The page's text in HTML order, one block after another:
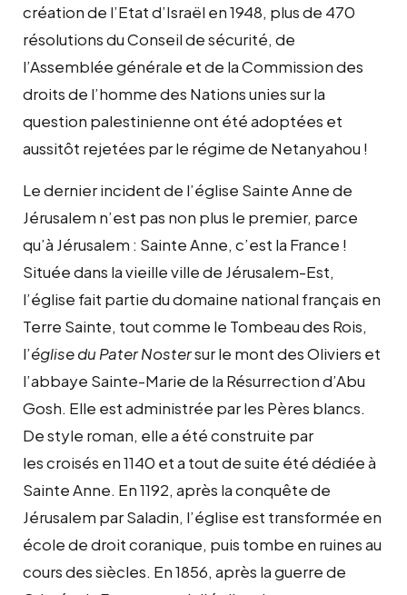
création de l’Etat d’Israël en 1948, plus de 470
résolutions du Conseil de sécurité, de
l’Assemblée générale et de la Commission des
droits de l’homme des Nations unies sur la
question palestinienne ont été adoptées et
aussitôt rejetées par le régime de Netanyahou !
Le dernier incident de l’église Sainte Anne de
Jérusalem n’est pas non plus le premier, parce
qu’à Jérusalem : Sainte Anne, c’est la France !
Située dans la vieille ville de Jérusalem-Est,
l’église fait partie du domaine national français en
Terre Sainte, tout comme le Tombeau des Rois,
l’église du Pater Nostersur le mont des Oliviers et
l’abbaye Sainte-Marie de la Résurrection d’Abu
Gosh. Elle est administrée par les Pères blancs.
De style roman, elle a été construite par
les croisés en 1140 et a tout de suite été dédiée à
Sainte Anne. En 1192, après la conquête de
Jérusalem par Saladin, l’église est transformée en
école de droit coranique, puis tombe en ruines au
cours des siècles. En 1856, après la guerre de